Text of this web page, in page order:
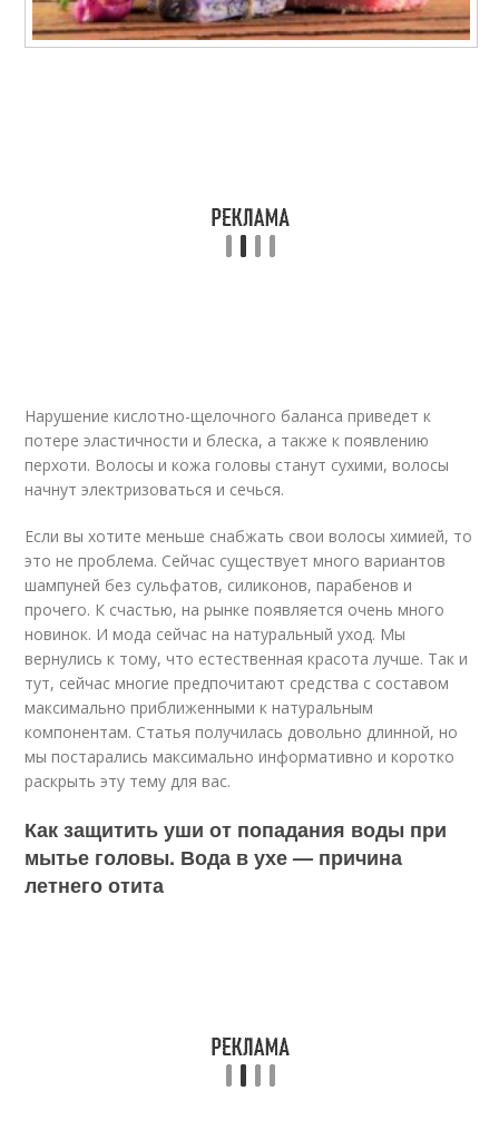
Нарушение кислотно-щелочного баланса приведет к
потере эластичности и блеска, а также к появлению
перхоти. Волосы и кожа головы станут сухими, волосы
начнут электризоваться и сечься.
Если вы хотите меньше снабжать свои волосы химией, то
это не проблема. Сейчас существует много вариантов
шампуней без сульфатов, силиконов, парабенов и
прочего. К счастью, на рынке появляется очень много
новинок. И мода сейчас на натуральный уход. Мы
вернулись к тому, что естественная красота лучше. Так и
тут, сейчас многие предпочитают средства с составом
максимально приближенными к натуральным
компонентам. Статья получилась довольно длинной, но
мы постарались максимально информативно и коротко
раскрыть эту тему для вас.
Как защитить уши от попадания воды при
мытье головы. Вода в ухе — причина
летнего отита